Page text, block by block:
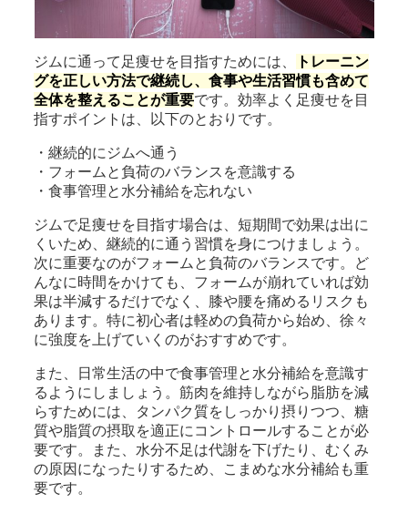
ジムに通って足痩せを目指すためには、
トレーニン
グを正しい方法で継続し、食事や生活習慣も含めて
全体を整えることが重要です。効率よく足痩せを目
指すポイントは、以下のとおりです。
・継続的にジムへ通う
・フォームと負荷のバランスを意識する
・食事管理と水分補給を忘れない
ジムで足痩せを目指す場合は、短期間で効果は出に
くいため、継続的に通う習慣を身につけましょう。
次に重要なのがフォームと負荷のバランスです。ど
んなに時間をかけても、フォームが崩れていれば効
果は半減するだけでなく、膝や腰を痛めるリスクも
あります。特に初心者は軽めの負荷から始め、徐々
に強度を上げていくのがおすすめです。
また、日常生活の中で食事管理と水分補給を意識す
るようにしましょう。筋肉を維持しながら脂肪を減
らすためには、タンパク質をしっかり摂りつつ、糖
質や脂質の摂取を適正にコントロールすることが必
要です。また、水分不足は代謝を下げたり、むくみ
の原因になったりするため、こまめな水分補給も重
要です。